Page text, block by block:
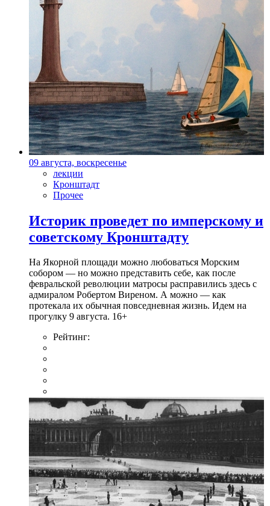
09 августа, воскресенье
лекции
Кронштадт
Прочее
Историк проведет по имперскому и
советскому Кронштадту
На Якорной площади можно любоваться Морским
собором — но можно представить себе, как после
февральской революции матросы расправились здесь с
адмиралом Робертом Виреном. А можно — как
протекала их обычная повседневная жизнь. Идем на
прогулку 9 августа. 16+
Рейтинг: